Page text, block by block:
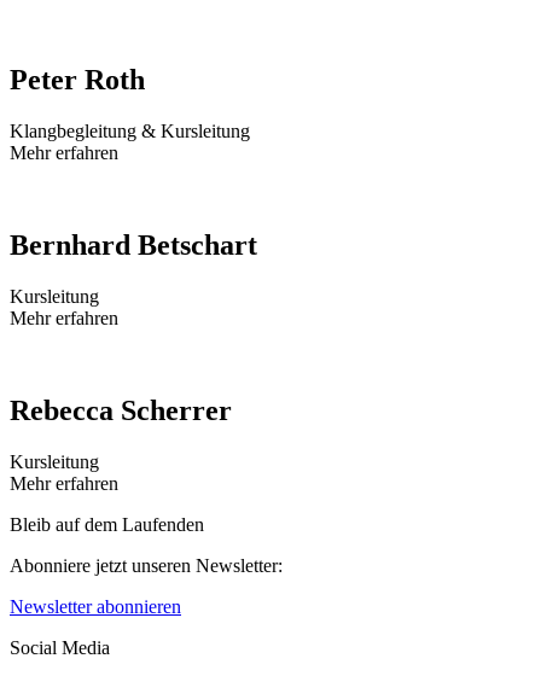
Peter Roth
Klangbegleitung & Kursleitung
Mehr erfahren
Bernhard Betschart
Kursleitung
Mehr erfahren
Rebecca Scherrer
Kursleitung
Mehr erfahren
Bleib auf dem Laufenden
Abonniere jetzt unseren Newsletter:
Newsletter abonnieren
Social Media